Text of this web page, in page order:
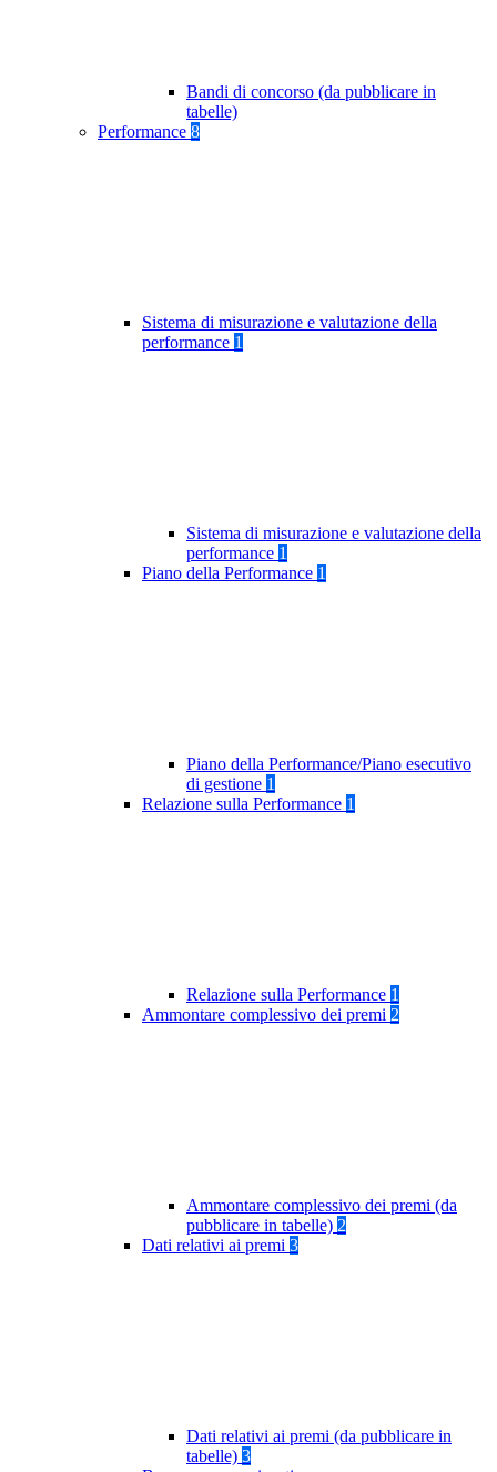
Bandi di concorso (da pubblicare in
tabelle)
Performance 8
Sistema di misurazione e valutazione della
performance 1
Sistema di misurazione e valutazione della
performance 1
Piano della Performance 1
Piano della Performance/Piano esecutivo
di gestione 1
Relazione sulla Performance 1
Relazione sulla Performance 1
Ammontare complessivo dei premi 2
Ammontare complessivo dei premi (da
pubblicare in tabelle) 2
Dati relativi ai premi 3
Dati relativi ai premi (da pubblicare in
tabelle) 3